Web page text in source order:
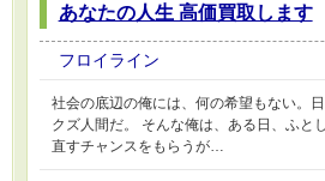
あなたの人生 高価買取します
フロイライン
社会の底辺の俺には、何の希望もない。
クズ人間だ。 そんな俺は、ある日、ふと
直すチャンスをもらうが…